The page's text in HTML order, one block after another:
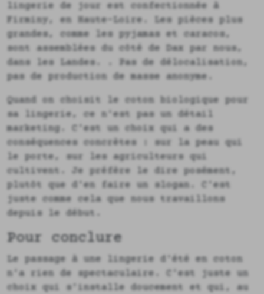
lingerie de jour est confectionnée à
Firminy, en Haute-Loire. Les pièces plus
grandes, comme les pyjamas et caracos,
sont assemblées du côté de Dax par nous,
dans les Landes. . Pas de délocalisation,
pas de production de masse anonyme.
Quand on choisit le coton biologique pour
sa lingerie, ce n'est pas un détail
marketing. C'est un choix qui a des
conséquences concrètes : sur la peau qui
le porte, sur les agriculteurs qui
cultivent. Je préfère le dire posément,
plutôt que d'en faire un slogan. C'est
juste comme cela que nous travaillons
depuis le début.
Pour conclure
Le passage à une lingerie d'été en coton
n'a rien de spectaculaire. C'est juste un
choix qui s'installe doucement et qui, au